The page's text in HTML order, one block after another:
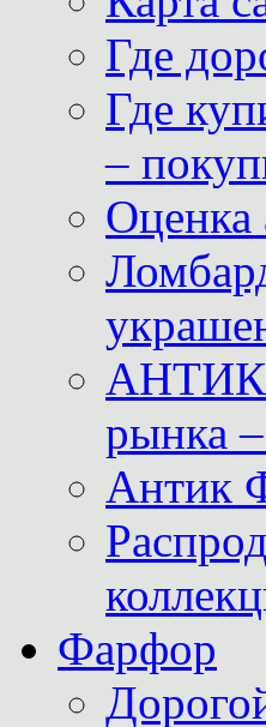
Где
Где
–
Оценка
рынка
Антик
Фарфор